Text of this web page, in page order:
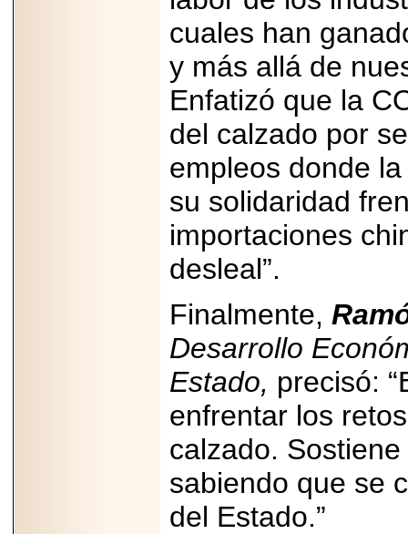
cuales han
y más allá de
Enfatizó que la
del calzado por
empleos donde
su solidaridad
importaciones
desleal”.
Finalmente,
Desarrollo
Estado, precisó:
enfrentar los
calzado.
sabiendo que se
del Estado.”